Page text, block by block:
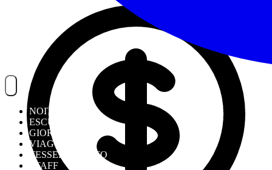
NOITREK
ESCURSIONI
GIORNALIERI
VIAGGI
TESSERAMENTO
STAFF